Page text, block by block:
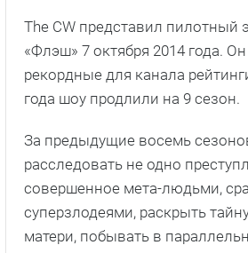
The CW представил пилотный
«Флэш» 7 октября 2014 года.
рекордные для канала
года шоу продлили на 9 сезон.
За предыдущие восемь
расследовать не одно
совершенное мета-людьми,
суперзлодеями, раскрыть
матери, побывать в